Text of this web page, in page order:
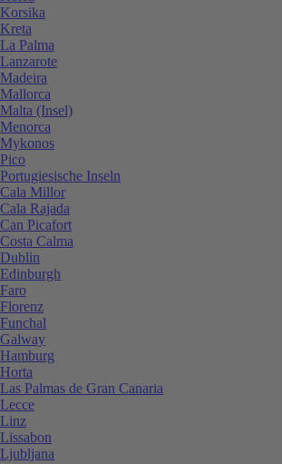
Korsika
Kreta
La Palma
Lanzarote
Madeira
Mallorca
Malta (Insel)
Menorca
Mykonos
Pico
Portugiesische Inseln
Cala Millor
Cala Rajada
Can Picafort
Costa Calma
Dublin
Edinburgh
Faro
Florenz
Funchal
Galway
Hamburg
Horta
Las Palmas de Gran Canaria
Lecce
Linz
Lissabon
Ljubljana